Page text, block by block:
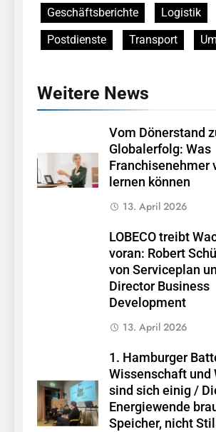
Geschäftsberichte
Logistik
Postdienste
Transport
Weitere News
Vom Dönerstand
Globalerfolg: Was
Franchisenehmer
lernen können
13. April 2026
LOBECO treibt
voran: Robert
von Serviceplan
Director Business
Development
13. April 2026
1. Hamburger
Wissenschaft und
sind sich einig /
Energiewende
Speicher, nicht